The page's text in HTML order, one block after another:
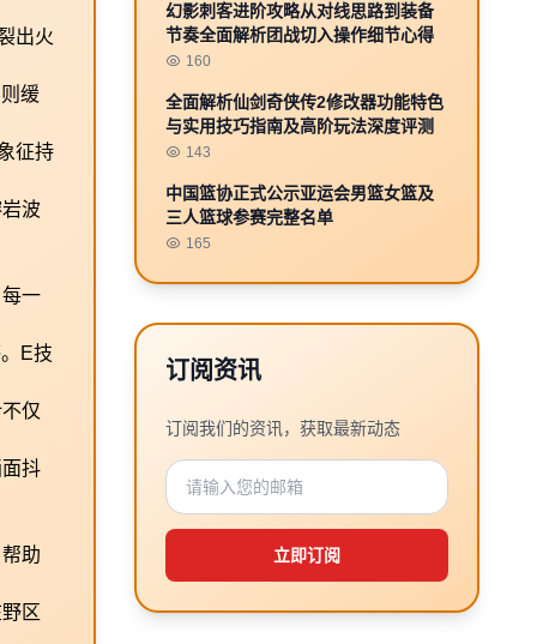
出火
缓
征持
波
一
E技
仅
抖
助
区
幻影刺客进阶攻略从对线思路到装备
节奏全面解析团战切入操作细节心得
160
全面解析仙剑奇侠传2修改器功能特色
与实用技巧指南及高阶玩法深度评测
143
中国篮协正式公示亚运会男篮女篮及
三人篮球参赛完整名单
165
订阅资讯
订阅我们的资讯，获取最新动态
立即订阅